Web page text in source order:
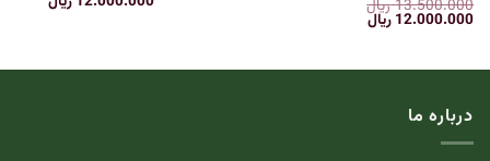
نمره4.67
از 5
13.500.000ریال
قیمت
12.000.000ریالقیمت
فعلی:
فعلی:
درباره ما